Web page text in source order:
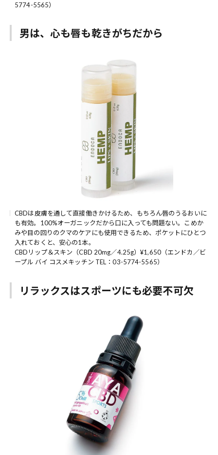
5774-5565）
男は、心も唇も乾きがちだから
CBDは皮膚を通して直接働きかけるため、もちろん唇のうるおいに
も有効。100%オーガニックだから口に入っても問題ない。こめか
みや目の回りのクマのケアにも使用できるため、ポケットにひとつ
入れておくと、安心の1本。
CBDリップ＆スキン（CBD 20mg／4.25g）¥1,650（エンドカ／ビ
ープル バイ コスメキッチン TEL：03-5774-5565）
リラックスはスポーツにも必要不可欠